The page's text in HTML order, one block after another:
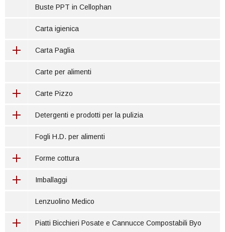
Buste PPT in Cellophan
Carta igienica
Carta Paglia
Carte per alimenti
Carte Pizzo
Detergenti e prodotti per la pulizia
Fogli H.D. per alimenti
Forme cottura
Imballaggi
Lenzuolino Medico
Piatti Bicchieri Posate e Cannucce Compostabili Byo